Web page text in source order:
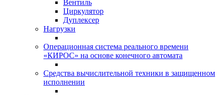
Вентиль
Циркулятор
Дуплексер
Нагрузки
Операционная система реального времени
«КИРОС» на основе конечного автомата
Средства вычислительной техники в защищенном
исполнении